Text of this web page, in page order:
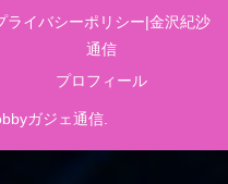
ライバシーポリシー|金沢紀沙
通信
プロフィール
ガジェ通信.